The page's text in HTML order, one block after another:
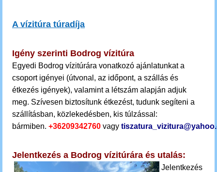
A vízitúra túradíja
Igény szerinti Bodrog vízitúra
Egyedi Bodrog vízitúrára vonatkozó ajánlatunkat a
csoport igényei (útvonal, az időpont, a szállás és
étkezés igények), valamint a létszám alapján adjuk
meg. Szívesen biztosítunk étkezést, tudunk segíteni a
szállításban, közlekedésben, kis túlzással:
bármiben. +36209342760 vagy
Jelentkezés a Bodrog vízitúrára és utalás:
Jelentkezés